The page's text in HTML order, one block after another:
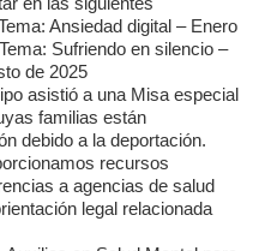
Ansiedad digital – Enero
Sufriendo en silencio –
de 2025
asistió a una Misa especial
familias están
debido a la deportación.
recursos
a agencias de salud
legal relacionada